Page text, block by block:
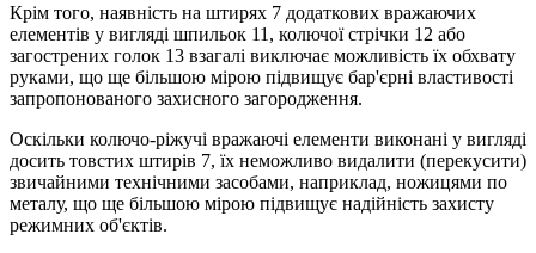
Крім того, наявність на штирях 7 додаткових вражаючих
елементів у вигляді шпильок 11, колючої стрічки 12 або
загострених голок 13 взагалі виключає можливість їх обхвату
руками, що ще більшою мірою підвищує бар'єрні властивості
запропонованого захисного загородження.
Оскільки колючо-ріжучі вражаючі елементи виконані у вигляді
досить товстих штирів 7, їх неможливо видалити (перекусити)
звичайними технічними засобами, наприклад, ножицями по
металу, що ще більшою мірою підвищує надійність захисту
режимних об'єктів.